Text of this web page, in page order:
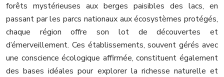
forêts mystérieuses aux berges paisibles des lacs, en
passant par les parcs nationaux aux écosystèmes protégés,
chaque région offre son lot de découvertes et
d’émerveillement. Ces établissements, souvent gérés avec
une conscience écologique affirmée, constituent également
des bases idéales pour explorer la richesse naturelle et